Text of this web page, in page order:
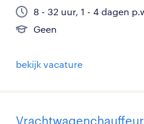
8 - 32 uur, 1 - 4 dagen
Geen
bekijk vacature